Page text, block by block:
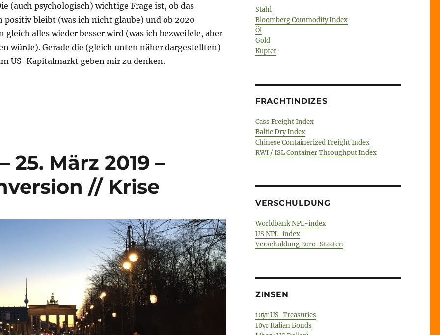
(auch psychologisch) wichtige Frage ist, ob das
positiv bleibt (was ich nicht glaube) und ob 2020
gleich alles wieder besser wird (was ich bezweifele, aber
würde). Gerade die (gleich unten näher dargestellten)
US-Kapitalmarkt geben mir zu denken.
– 6. November 2019 – Zinskurve // Leveraged Loans // Subprime“
März 2019 –
// Krise
Stahl
Bloomberg Commodity Index
Öl
Gold
Kupfer
FRACHTINDIZES
Cass Freight Index
Baltic Dry Index
Chinese Containerized Freight Index
RWI / ISL Container Throughput Index
VERSCHULDUNG
Worldbank NPL-index
US NPL-index
Verschuldung Euro-Staaten
ZINSEN
10yr US-Treasuries
10yr Italian Bonds